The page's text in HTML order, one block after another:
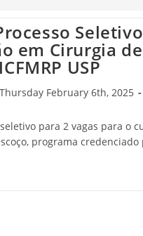
em Cirurgia
USP
Thursday February 6th, 2025
para 2 vagas para o
programa credenciado